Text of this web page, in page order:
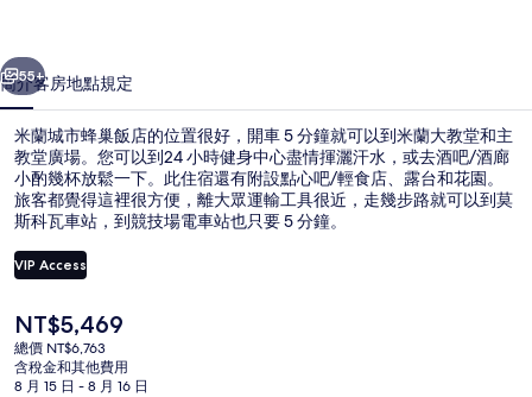
店
的
相
片
集
個 下一個
55+
簡介客房地點規定
米蘭城市蜂巢飯店的位置很好，開車 5 分鐘就可以到米蘭大教堂和主
教堂廣場。您可以到24 小時健身中心盡情揮灑汗水，或去酒吧/酒廊
小酌幾杯放鬆一下。此住宿還有附設點心吧/輕食店、露台和花園。
旅客都覺得這裡很方便，離大眾運輸工具很近，走幾步路就可以到莫
斯科瓦車站，到競技場電車站也只要 5 分鐘。
VIP Access
目
前
的
價
NT$5,469
總價 NT$6,763
含稅金和其他費用
8 月 15 日 - 8 月 16 日